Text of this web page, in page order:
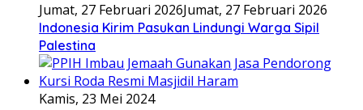
Jumat, 27 Februari 2026Jumat, 27 Februari 2026
Indonesia Kirim Pasukan Lindungi Warga Sipil
Palestina
Kamis, 23 Mei 2024